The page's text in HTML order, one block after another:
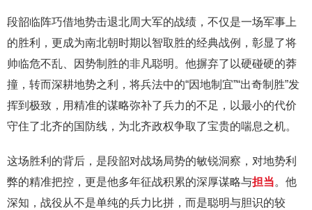
段韶临阵巧借地势击退北周大军的战绩，不仅是一场军事上
的胜利，更成为南北朝时期以智取胜的经典战例，彰显了将
帅临危不乱、因势制胜的非凡聪明。他摒弃了以硬碰硬的莽
撞，转而深耕地势之利，将兵法中的“因地制宜”“出奇制胜”发
挥到极致，用精准的谋略弥补了兵力的不足，以最小的代价
守住了北齐的国防线，为北齐政权争取了宝贵的喘息之机。
这场胜利的背后，是段韶对战场局势的敏锐洞察，对地势利
弊的精准把控，更是他多年征战积累的深厚谋略与担当。他
深知，战役从不是单纯的兵力比拼，而是聪明与胆识的较